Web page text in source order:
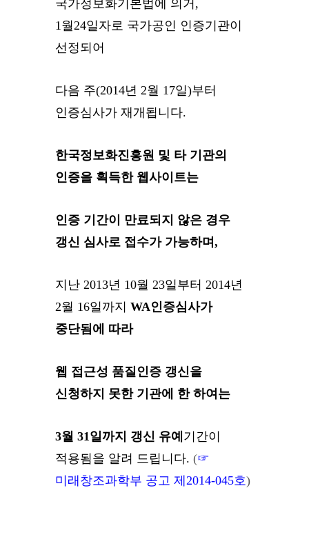
국가정보화기본법에 의거,
1월24일자로 국가공인 인증기관이
선정되어
다음 주(2014년 2월 17일)부터
인증심사가 재개됩니다.
한국정보화진흥원 및 타 기관의
인증을 획득한 웹사이트는
인증 기간이 만료되지 않은 경우
갱신 심사로 접수가 가능하며,
지난 2013년 10월 23일부터 2014년
2월 16일까지 WA인증심사가
중단됨에 따라
웹 접근성 품질인증 갱신을
신청하지 못한 기관에 한 하여는
3월 31일까지 갱신 유예 기간이
적용됨을 알려 드립니다. (☞
미래창조과학부 공고 제2014-045호)